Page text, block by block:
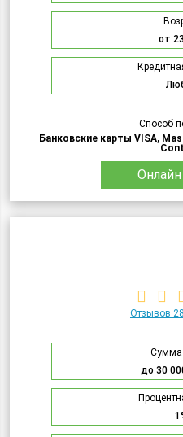
от
Способ
Банковские карты VISA,
Отзывов 28
Сумма
до 30